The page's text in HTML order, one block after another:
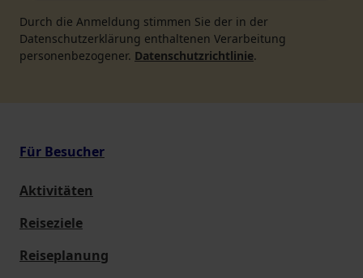
Durch die Anmeldung stimmen Sie der in der
Datenschutzerklärung enthaltenen Verarbeitung
personenbezogener. Datenschutzrichtlinie.
Für Besucher
Aktivitäten
Reiseziele
Reiseplanung